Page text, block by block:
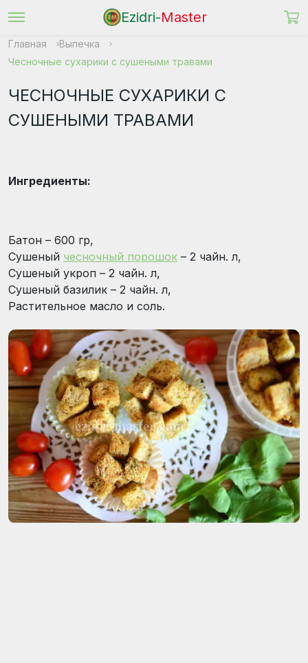
Ezidri-Master
Главная
Выпечка
Чесночные сухарики c сушеными травами
ЧЕСНОЧНЫЕ СУХАРИКИ C
СУШЕНЫМИ ТРАВАМИ
Ингредиенты:
Батон – 600 гр,
Сушеный чесночный порошок – 2 чайн. л,
Сушеный укроп – 2 чайн. л,
Сушеный базилик – 2 чайн. л,
Растительное масло и соль.